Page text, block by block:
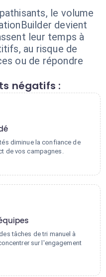
le volume
devient
leur temps à
au risque de
ou de répondre
négatifs :
diminue la confiance de
de vos campagnes.
tâches de tri manuel à
sur l'engagement